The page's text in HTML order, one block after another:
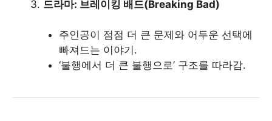
드라마: 브레이킹 배드(Breaking Bad)
주인공이 점점 더 큰 문제와 어두운 선택에
빠져드는 이야기.
‘불행에서 더 큰 불행으로’ 구조를 따라감.